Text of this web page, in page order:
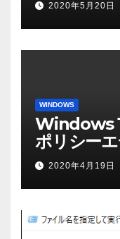
2020年5月20日
WINDOWS
Windows
ポリシー
2020年4月19日